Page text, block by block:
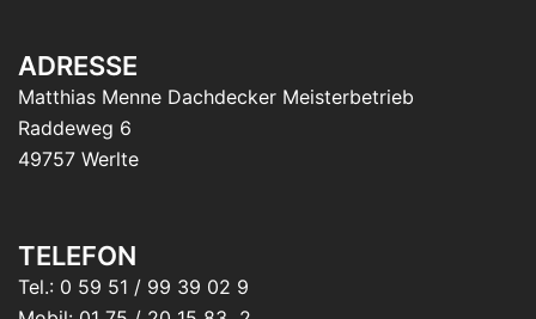
ADRESSE
Matthias Menne Dachdecker Meisterbetrieb
Raddeweg 6
49757 Werlte
TELEFON
Tel.: 0 59 51 / 99 39 02 9